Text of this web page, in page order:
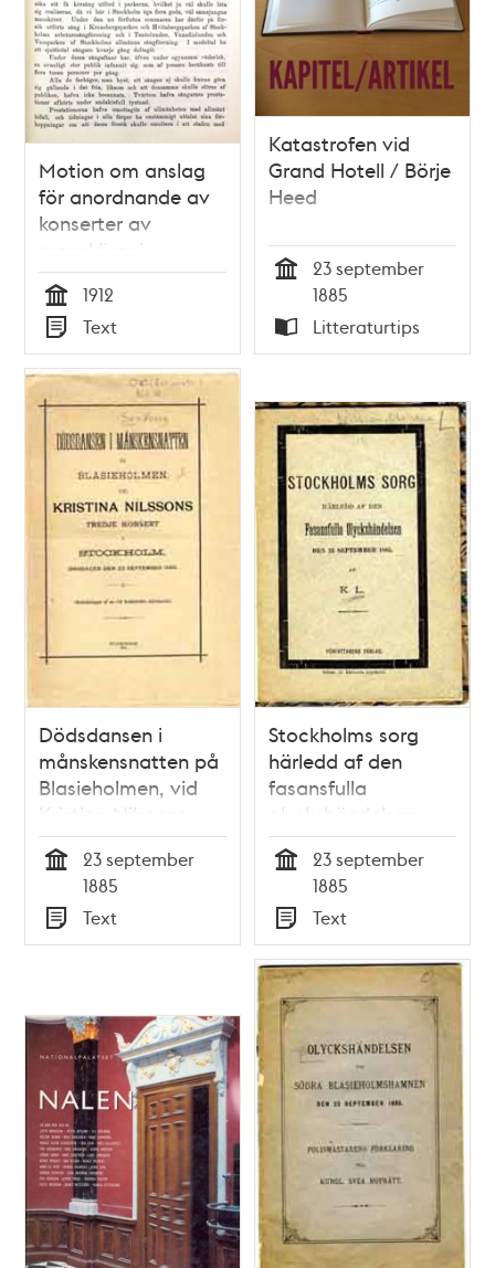
Motion om anslag
för anordnande av
konserter av
manskörer i
Stockholms parker -
Stadsfullmäktige
1912
Tid
1912
Typ
Text
Katastrofen vid
Grand Hotell / Börje
Heed
23 september
1885
Typ
Litteraturtips
Dödsdansen i
månskensnatten på
Blasieholmen, vid
Kristina Nilssons
tredje konsert i
Stockholm,
onsdagen den 23
september 1885 :
anteckningar / af en
[Svedberg]
23 september
1885
Typ
Text
Stockholms sorg
härledd af den
fasansfulla
olyckshändelsen
den 23 sept.1885 : af
K.L.
23 september
1885
Typ
Text